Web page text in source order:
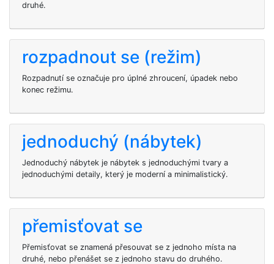
druhé.
rozpadnout se (režim)
Rozpadnutí se označuje pro úplné zhroucení, úpadek nebo
konec režimu.
jednoduchý (nábytek)
Jednoduchý nábytek je nábytek s jednoduchými tvary a
jednoduchými detaily, který je moderní a minimalistický.
přemisťovat se
Přemisťovat se znamená přesouvat se z jednoho místa na
druhé, nebo přenášet se z jednoho stavu do druhého.